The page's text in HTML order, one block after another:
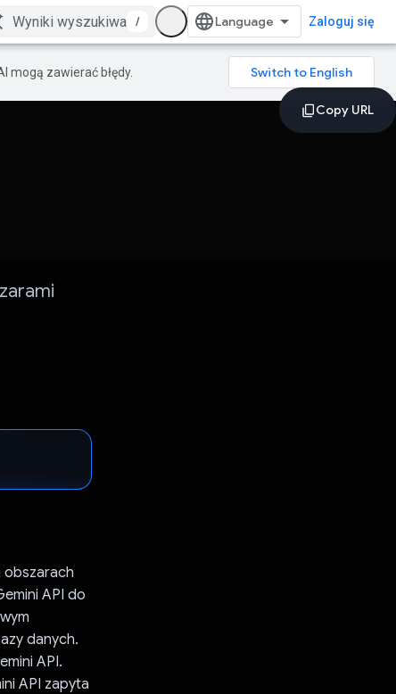
/ Zaloguj się
mogą zawierać błędy.
obszarach
API do
danych.
API.
API zapyta